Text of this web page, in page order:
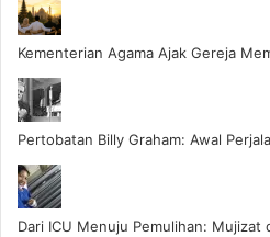
Kementerian Agama Ajak Gereja
Pertobatan Billy Graham: Awal
Dari ICU Menuju Pemulihan: Mujizat